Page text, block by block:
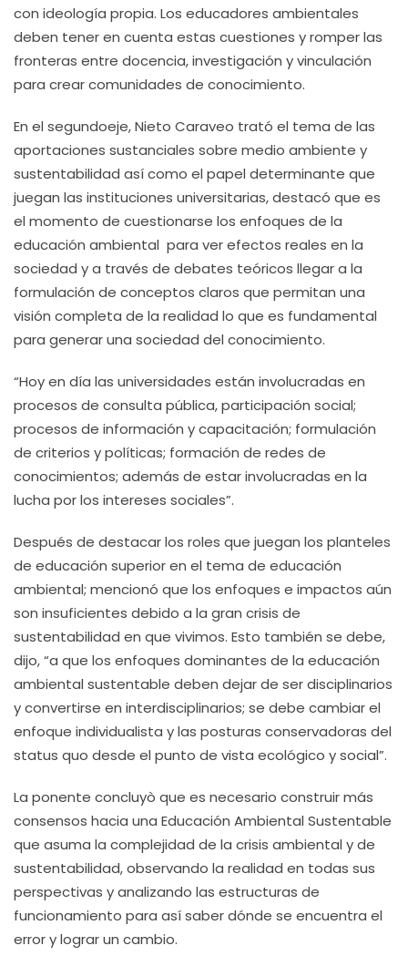
con ideología propia. Los educadores ambientales
deben tener en cuenta estas cuestiones y romper las
fronteras entre docencia, investigación y vinculación
para crear comunidades de conocimiento.
En el segundoeje, Nieto Caraveo trató el tema de las
aportaciones sustanciales sobre medio ambiente y
sustentabilidad así como el papel determinante que
juegan las instituciones universitarias, destacó que es
el momento de cuestionarse los enfoques de la
educación ambiental para ver efectos reales en la
sociedad y a través de debates teóricos llegar a la
formulación de conceptos claros que permitan una
visión completa de la realidad lo que es fundamental
para generar una sociedad del conocimiento.
“Hoy en día las universidades están involucradas en
procesos de consulta pública, participación social;
procesos de información y capacitación; formulación
de criterios y políticas; formación de redes de
conocimientos; además de estar involucradas en la
lucha por los intereses sociales”.
Después de destacar los roles que juegan los planteles
de educación superior en el tema de educación
ambiental; mencionó que los enfoques e impactos aún
son insuficientes debido a la gran crisis de
sustentabilidad en que vivimos. Esto también se debe,
dijo, “a que los enfoques dominantes de la educación
ambiental sustentable deben dejar de ser disciplinarios
y convertirse en interdisciplinarios; se debe cambiar el
enfoque individualista y las posturas conservadoras del
status quo desde el punto de vista ecológico y social”.
La ponente concluyò que es necesario construir más
consensos hacia una Educación Ambiental Sustentable
que asuma la complejidad de la crisis ambiental y de
sustentabilidad, observando la realidad en todas sus
perspectivas y analizando las estructuras de
funcionamiento para así saber dónde se encuentra el
error y lograr un cambio.